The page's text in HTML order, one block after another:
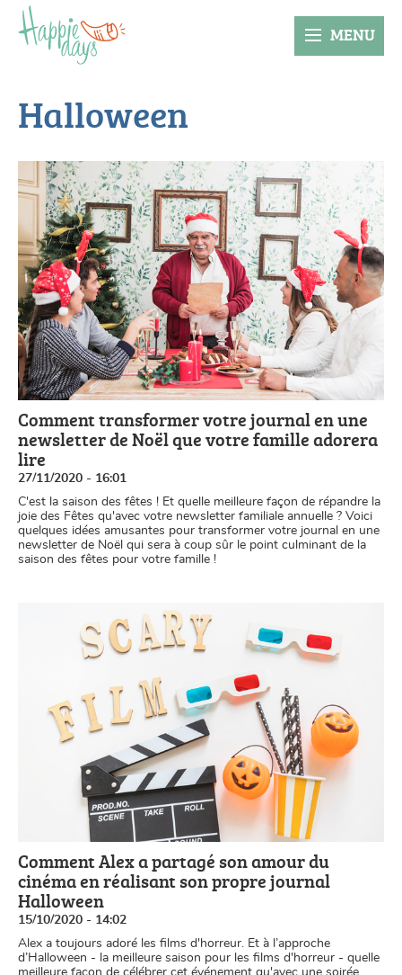
MENU
Halloween
Comment transformer votre journal en une
newsletter de Noël que votre famille adorera
lire
27/11/2020 - 16:01
C'est la saison des fêtes ! Et quelle meilleure façon de répandre la
joie des Fêtes qu'avec votre newsletter familiale annuelle ? Voici
quelques idées amusantes pour transformer votre journal en une
newsletter de Noël qui sera à coup sûr le point culminant de la
saison des fêtes pour votre famille !
Comment Alex a partagé son amour du
cinéma en réalisant son propre journal
Halloween
15/10/2020 - 14:02
Alex a toujours adoré les films d'horreur. Et à l’approche
d’Halloween - la meilleure saison pour les films d'horreur - quelle